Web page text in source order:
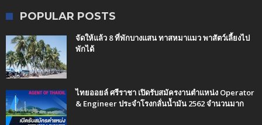
POPULAR POSTS
จัดให้แล้ว 8 ที่พักบางแสน ทาสหมาแมว พาสัตว์เลี้ยงไป
พักได้
ไทยออยล์ ศรีราชา เปิดรับสมัครงานตำแหน่ง Operator
& Engineer ประจำโรงกลั่นน้ำมัน 2562 จำนวนมาก